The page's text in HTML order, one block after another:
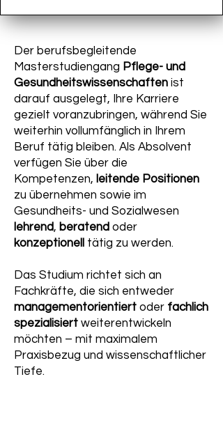
Der berufsbegleitende
Masterstudiengang Pflege- und
Gesundheitswissenschaften ist
darauf ausgelegt, Ihre Karriere
gezielt voranzubringen, während Sie
weiterhin vollumfänglich in Ihrem
Beruf tätig bleiben. Als Absolvent
verfügen Sie über die
Kompetenzen, leitende Positionen
zu übernehmen sowie im
Gesundheits- und Sozialwesen
lehrend, beratend oder
konzeptionell
tätig zu werden.
Das Studium richtet sich an
Fachkräfte, die sich entweder
managementorientiert oder fachlich
spezialisiert weiterentwickeln
möchten – mit maximalem
Praxisbezug und wissenschaftlicher
Tiefe.